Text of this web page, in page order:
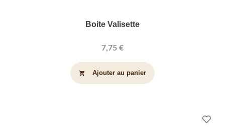
Boite Valisette
7,75 €
shopping_cart Ajouter au panier